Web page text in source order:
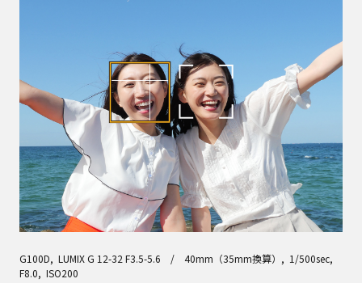
G100D, LUMIX G 12-32 F3.5-5.6 / 40mm（35mm換算）, 1/500sec,
F8.0, ISO200